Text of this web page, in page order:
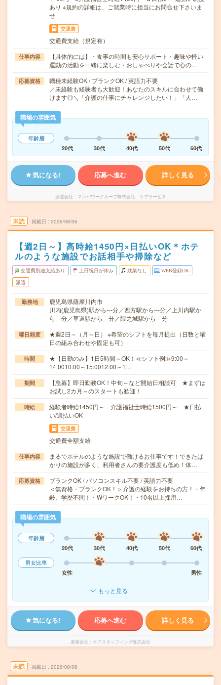
あり ※規約の詳細は、ご就業時に担当にお問合せ下さいま
せ
交通費
交通費支給（規定有）
仕事内容
【具体的には】・食事の時間も安心サポート・趣味や軽い
運動の活動を一緒に楽しむ・おしゃべりや会話で心の…
応募資格
職種未経験OK / ブランクOK / 英語力不要
／未経験も経験者も大歓迎！あなたのスキルに合わせて働
けます◎＼「介護の仕事にチャレンジしたい！」「人…
職場の雰囲気
年齢層
20代
30代 40代 50代 60代
気になる! 応募へ進む 詳しく見る
派遣会社 マンパワーグループ株式会社 ケアサービス
未読 掲載日 2026/08/06
【週2日～】高時給1450円×日払いOK＊ホテ
ルのような施設でお話相手や掃除など
交通費別途支給あり 土日祝日が休み 残業なし WEB登録OK
派遣
勤務地
鹿児島県薩摩川内市
川内(鹿児島県)駅から---分／西方駅から---分／上川内駅か
ら---分／草道駅から---分／隈之城駅から---分
曜日頻度
★週2日～（月～日） ※希望のシフトを毎月提出（日数と曜
日の組み合わせや固定も可）
時間
★【日勤のみ】1日5時間～OK！≪シフト例≫9:00～
14:0010:00～15:0012:00～1…
期間
【急募】即日勤務OK！中旬～など開始日相談可 ★まずは
お試し2カ月～のスタートも歓迎！
時給
経験者時給1450円～ 介護福祉士時給1500円～ ★日払
い/週払いOK
交通費
交通費全額支給
仕事内容
まるでホテルのような施設で働けるお仕事です！できたば
かりの施設が多く、利用者さんの要介護度も低め！体…
応募資格
ブランクOK / パソコンスキル不要 / 英語力不要
＜無資格・ブランクOK！＞介護の経験をお持ちの方！・年
齢、学歴不問！・WワークOK！・10名以上採用…
職場の雰囲気
年齢層
20代
30代 40代 50代
60代
男女比率
女性
男性
もっと見る
気になる! 応募へ進む 詳しく見る
派遣会社 ケアスタッフィング株式会社
未読 掲載日 2026/08/06